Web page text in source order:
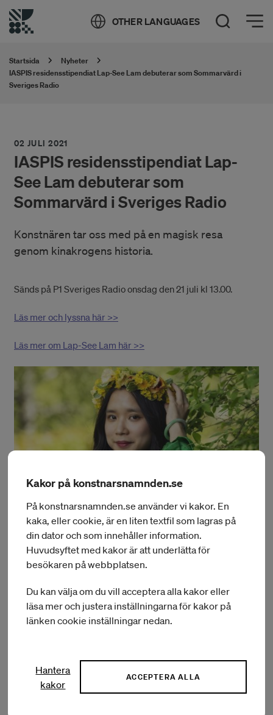
OTHER LANGUAGES Öppna sök
Öppna meny
Startsida
Nyheter
IASPIS residensstipendiat Lap-See Lam debuterar som Sommarvärd i
Sveriges Radio
02 JULI 2021
IASPIS residensstipendiat Lap-
See Lam debuterar som
Sommarvärd i Sveriges Radio
Konstnären tar oss med på en magisk resa
genom kinakrogens historia.
Sänds på P1 Sveriges Radio onsdag den 21 juli kl 13.00.
Läs mer och lyssna här >>
Läs mer om Lap-See Lam här >>
Dela i sociala medier
Kakor på konstnarsnamnden.se
På konstnarsnamnden.se använder vi kakor. En
kaka, eller cookie, är en liten textfil som lagras på
din dator och som innehåller information.
Huvudsyftet med kakor är att underlätta för
besökaren på webbplatsen.
Du kan välja om du vill acceptera alla kakor eller
läsa mer och justera inställningarna för kakor på
länken cookie inställningar nedan.
Hantera
kakor
ACCEPTERA ALLA